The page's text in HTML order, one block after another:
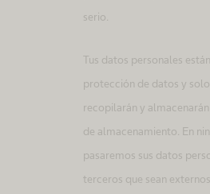
serio.
Tus datos personales
protección de datos y solo
recopilarán y
de almacenamiento. En
pasaremos sus datos
terceros que sean